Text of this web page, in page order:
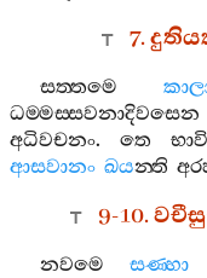
7.
සත‍්තමෙ
ධම‍්මස‍්සවනාදිවසෙන
අධිවචනං. තෙ
ආසවානං ඛයන‍්ති
9-10.
නවමෙ සණ‍්හා